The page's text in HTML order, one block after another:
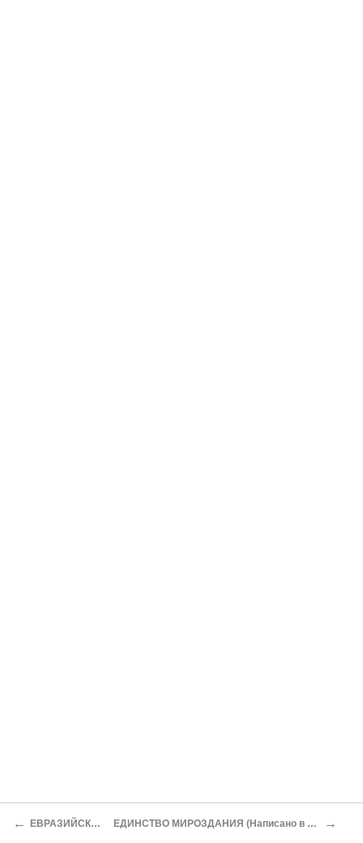
← ЕВРАЗИЙСКАЯ КОНЦЕПЦИЯ РУССКОЙ ИСТОРИИ ЕДИНСТВО МИРОЗДАНИЯ (Написано в конце 1929 года. Возможно, предназначалось для газеты "Евразия", но там напечатано не было.) →